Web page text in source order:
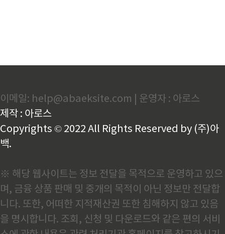
이메일: help@abaeksite.com | 운영자 : 아로스
제작 : 아로스
Copyrights © 2022 All Rights Reserved by (주)아
백.
※ 해당 웹사이트는 정보 전달을 목적으로 운영하고 있으
며, 금융 상품 판매 및 중개의 목적이 아닌 정보만 전달합
니다. 또한, 어떠한 지적재산권 또한 침해하지 않고 있음
을 명시합니다. 조회, 신청 및 다운로드와 같은 편의 서비